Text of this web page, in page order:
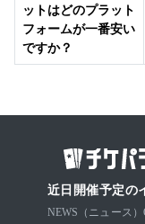
ットはどのプラット
フォームが一番安い
ですか？
近日開催予定の
NEWS（ニュース）